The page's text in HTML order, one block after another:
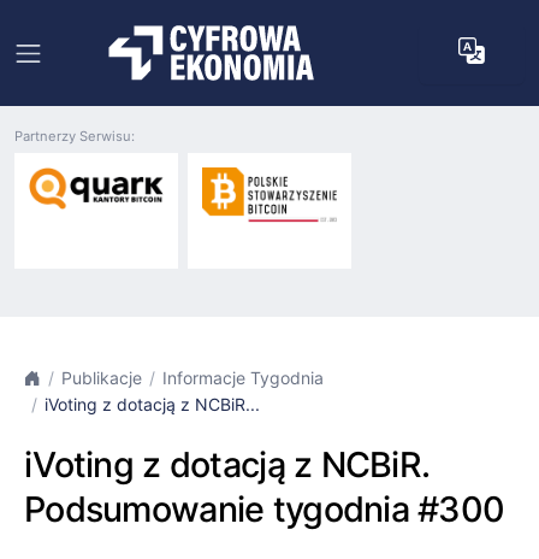
Partnerzy Serwisu:
Publikacje
Informacje Tygodnia
iVoting z dotacją z NCBiR...
iVoting z dotacją z NCBiR.
Podsumowanie tygodnia #300